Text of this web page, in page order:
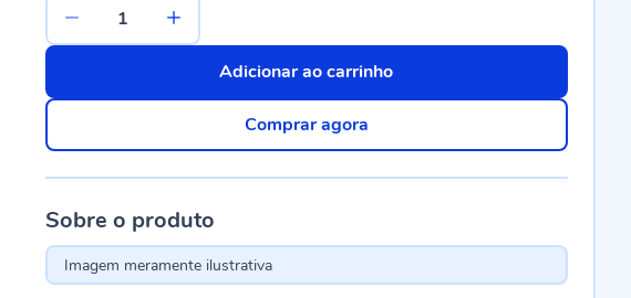
Adicionar ao carrinho
Comprar agora
Sobre o produto
Imagem meramente ilustrativa